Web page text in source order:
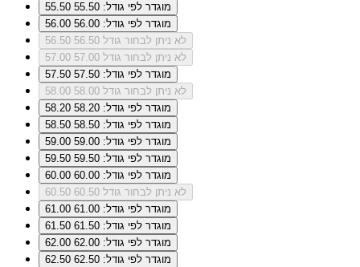
55.50
מוגדר לפי גודל: 55.50
56.00
מוגדר לפי גודל: 56.00
56.50
לא ניתן לבחור גודל 56.50
57.00
לא ניתן לבחור גודל 57.00
57.50
מוגדר לפי גודל: 57.50
58.00
לא ניתן לבחור גודל 58.00
58.20
מוגדר לפי גודל: 58.20
58.50
מוגדר לפי גודל: 58.50
59.00
מוגדר לפי גודל: 59.00
59.50
מוגדר לפי גודל: 59.50
60.00
מוגדר לפי גודל: 60.00
60.50
לא ניתן לבחור גודל 60.50
61.00
מוגדר לפי גודל: 61.00
61.50
מוגדר לפי גודל: 61.50
62.00
מוגדר לפי גודל: 62.00
62.50
מוגדר לפי גודל: 62.50